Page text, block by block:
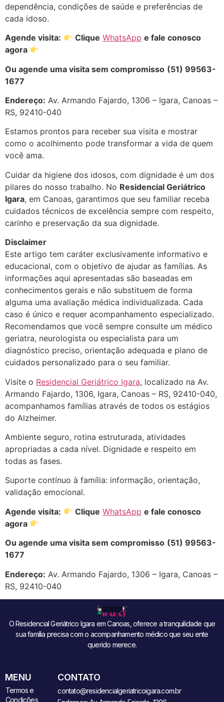
dependência, condições de saúde e preferências de
cada idoso.
Agende visita:
Clique WhatsApp e fale conosco
agora
Ou agende uma visita sem compromisso (51) 99563-
1677
Endereço: Av. Armando Fajardo, 1306 – Igara, Canoas –
RS, 92410-040
Estamos prontos para receber sua visita e mostrar
como o acolhimento pode transformar a vida de quem
você ama.
Cuidar da higiene dos idosos, com dignidade é um dos
pilares do nosso trabalho. No Residencial Geriátrico
Igara, em Canoas, garantimos que seu familiar receba
cuidados técnicos de excelência sempre com respeito,
carinho e preservação da sua dignidade.
Disclaimer
Este artigo tem caráter exclusivamente informativo e
educacional, com o objetivo de ajudar as famílias. As
informações aqui apresentadas são baseadas em
conhecimentos gerais e não substituem de forma
alguma uma avaliação médica individualizada. Cada
caso é único e requer acompanhamento especializado.
Recomendamos que você sempre consulte um médico
geriatra, neurologista ou especialista para um
diagnóstico preciso, orientação adequada e plano de
cuidados personalizado para o seu familiar.
Visite o Residencial Geriátrico Igara, localizado na Av.
Armando Fajardo, 1306, Igara, Canoas – RS, 92410-040,
acompanhamos famílias através de todos os estágios
do Alzheimer.
Ambiente seguro, rotina estruturada, atividades
apropriadas a cada nível. Dignidade e respeito em
todas as fases.
Suporte contínuo à família: informação, orientação,
validação emocional.
Agende visita:
Clique WhatsApp e fale conosco
agora
Ou agende uma visita sem compromisso (51) 99563-
1677
Endereço: Av. Armando Fajardo, 1306 – Igara, Canoas –
RS, 92410-040
O Residencial Geriátrico Igara em Canoas, oferece a tranquilidade que
sua família precisa com o acompanhamento médico que seu ente
querido merece.
MENU
Termos e
Condições
CONTATO
contato@residencialgeriatricoigara.com.br